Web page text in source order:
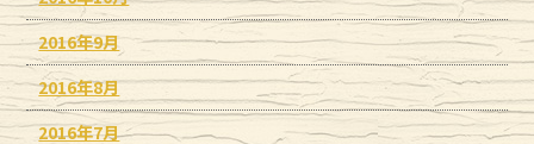
2016年9月
2016年8月
2016年7月